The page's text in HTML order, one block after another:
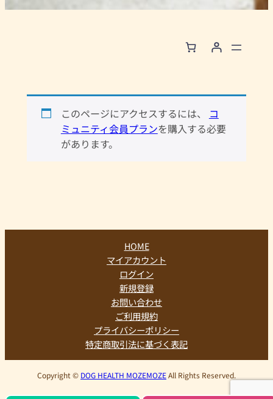
このページにアクセスするには、 コ
ミュニティ会員プランを購入する必要
があります。
HOME
マイアカウント
ログイン
新規登録
お問い合わせ
ご利用規約
プライバシーポリシー
特定商取引法に基づく表記
Copyright © DOG HEALTH MOZEMOZEAll Rights Reserved.